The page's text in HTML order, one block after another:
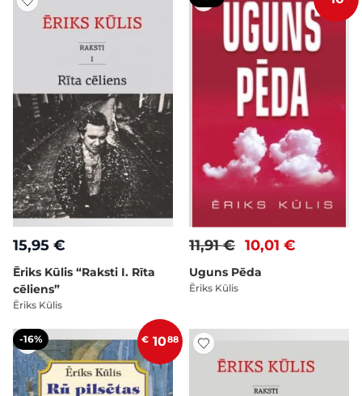
15,95 €
Ēriks Kūlis “Raksti I. Rīta
cēliens”
Ēriks Kūlis
10,01 €
11,91 €
Uguns Pēda
Ēriks Kūlis
-16% € 1088